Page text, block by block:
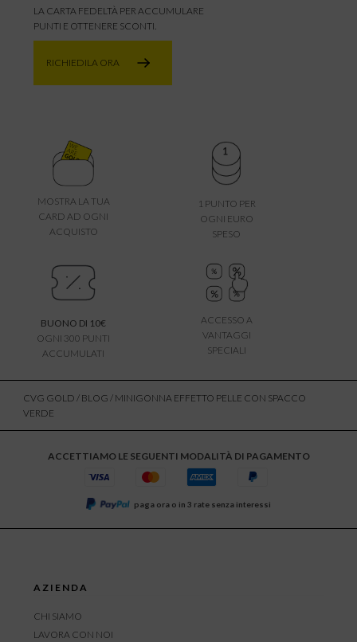
LA CARTA FEDELTÀ PER ACCUMULARE
PUNTI E OTTENERE SCONTI.
RICHIEDILA ORA
MOSTRA LA TUA
CARD AD OGNI
ACQUISTO
1 PUNTO PER
OGNI EURO
SPESO
BUONO DI 10€
OGNI 300 PUNTI
ACCUMULATI
ACCESSO A
VANTAGGI
SPECIALI
CVG GOLD / BLOG / MINIGONNA EFFETTO PELLE CON SPACCO
VERDE
ACCETTIAMO LE SEGUENTI MODALITÀ DI PAGAMENTO
paga ora o in 3 rate senza interessi
AZIENDA
CHI SIAMO
LAVORA CON NOI